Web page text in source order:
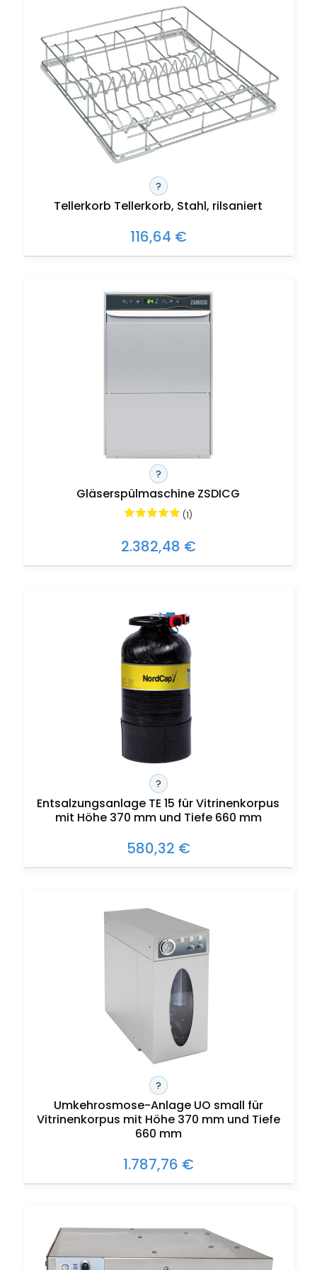
?
Tellerkorb Tellerkorb, Stahl, rilsaniert
116,64 €
?
Gläserspülmaschine ZSDICG
(1)
2.382,48 €
?
Entsalzungsanlage TE 15 für Vitrinenkorpus
mit Höhe 370 mm und Tiefe 660 mm
580,32 €
?
Umkehrosmose-Anlage UO small für
Vitrinenkorpus mit Höhe 370 mm und Tiefe
660 mm
1.787,76 €